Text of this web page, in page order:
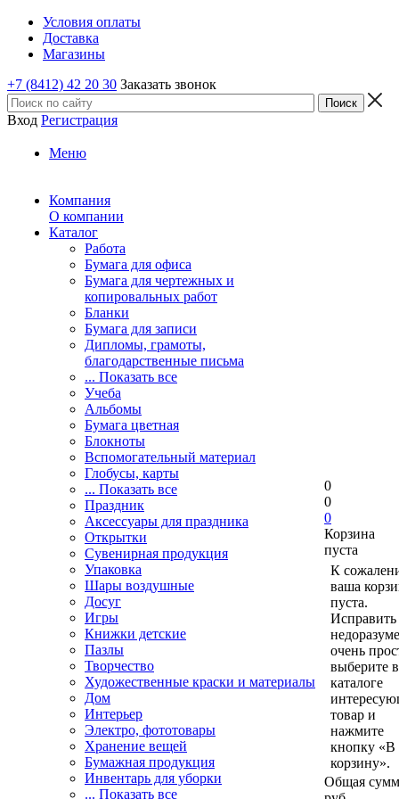
Условия оплаты
Доставка
Магазины
+7 (8412) 42 20 30 Заказать звонок
Вход Регистрация
Меню
Компания
О компании
Каталог
Работа
Бумага для офиса
Бумага для чертежных и
копировальных работ
Бланки
Бумага для записи
Дипломы, грамоты,
благодарственные письма
... Показать все
Учеба
Альбомы
Бумага цветная
Блокноты
Вспомогательный материал
Глобусы, карты
... Показать все
Праздник
Аксессуары для праздника
Открытки
Сувенирная продукция
Упаковка
Шары воздушные
Досуг
Игры
Книжки детские
Пазлы
Творчество
Художественные краски и материалы
Дом
Интерьер
Электро, фототовары
Хранение вещей
Бумажная продукция
Инвентарь для уборки
... Показать все
0
0
0
Корзина
пуста
К
ваша
пуста.
Исправить
очень
выберите в
каталоге
товар и
нажмите
кнопку «В
корзину».
Общая